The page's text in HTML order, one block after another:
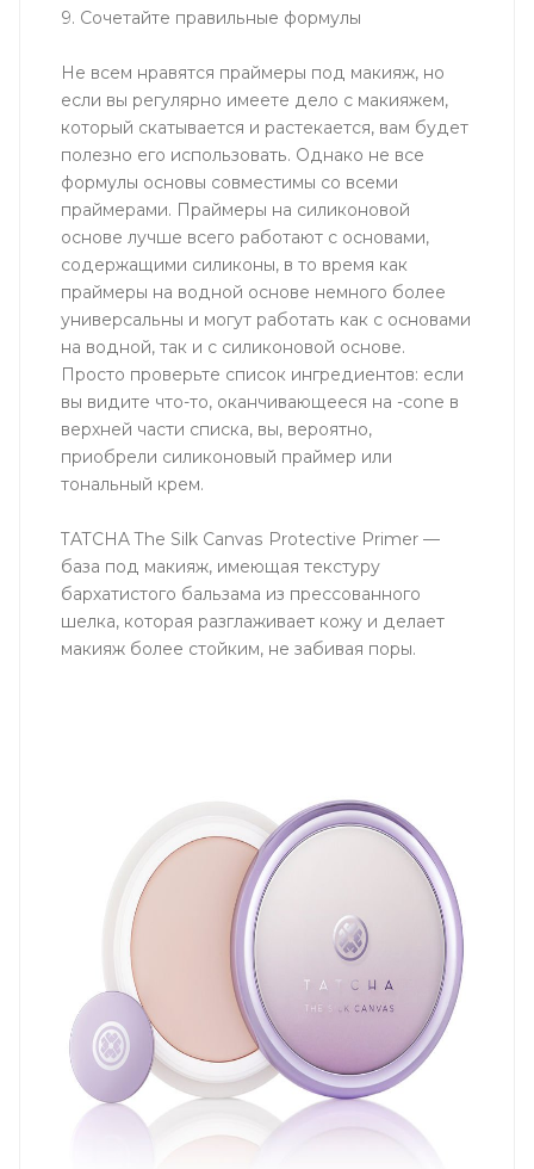
9. Сочетайте правильные формулы
Не всем нравятся праймеры под макияж, но
если вы регулярно имеете дело с макияжем,
который скатывается и растекается, вам будет
полезно его использовать. Однако не все
формулы основы совместимы со всеми
праймерами. Праймеры на силиконовой
основе лучше всего работают с основами,
содержащими силиконы, в то время как
праймеры на водной основе немного более
универсальны и могут работать как с основами
на водной, так и с силиконовой основе.
Просто проверьте список ингредиентов: если
вы видите что-то, оканчивающееся на -cone в
верхней части списка, вы, вероятно,
приобрели силиконовый праймер или
тональный крем.
TATCHA The Silk Canvas Protective Primer —
база под макияж, имеющая текстуру
бархатистого бальзама из прессованного
шелка, которая разглаживает кожу и делает
макияж более стойким, не забивая поры.